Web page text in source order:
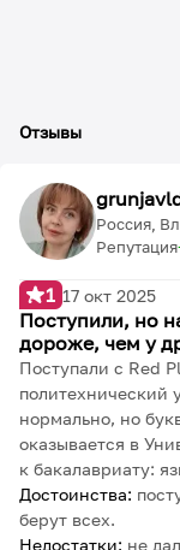
Отзывы
Репутация
Россия,
1 17 окт 2025
Поступили, но
дороже, чем у
Поступали с Red
политехнический
нормально, но
оказывается в
к бакалавриату:
Достоинства:
берут всех.
Недостатки: не